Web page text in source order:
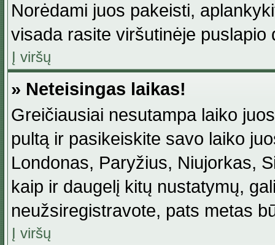
Norėdami juos pakeisti,
visada rasite viršutinėje
Į viršų
» Neteisingas laikas!
Greičiausiai nesutampa laiko
pultą ir pasikeiskite savo laiko
Londonas, Paryžius, Niujorkas,
kaip ir daugelį kitų nustatymų,
neužsiregistravote, pats metas
Į viršų